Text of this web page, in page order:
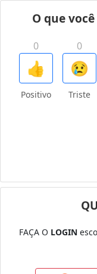
O que
0
👍
Positivo
0
😢
Triste
FAÇA O LOGIN